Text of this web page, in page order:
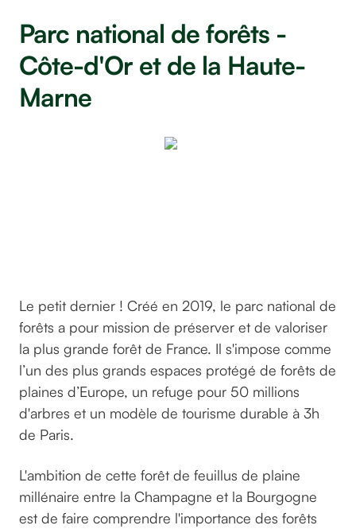
Parc national de forêts -
Côte-d'Or et de la Haute-
Marne
Le petit dernier ! Créé en 2019, le parc national de
forêts a pour mission de préserver et de valoriser
la plus grande forêt de France. Il s'impose comme
l’un des plus grands espaces protégé de forêts de
plaines d’Europe, un refuge pour 50 millions
d'arbres et un modèle de tourisme durable à 3h
de Paris.
L'ambition de cette forêt de feuillus de plaine
millénaire entre la Champagne et la Bourgogne
est de faire comprendre l'importance des forêts